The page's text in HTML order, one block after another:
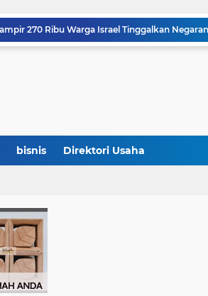
bisnis Direktori Usaha